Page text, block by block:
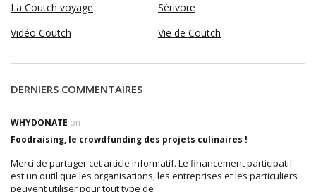
La Coutch voyage
Sérivore
Vidéo Coutch
Vie de Coutch
DERNIERS COMMENTAIRES
WHYDONATE on
Foodraising, le crowdfunding des projets culinaires !
Merci de partager cet article informatif. Le financement participatif
est un outil que les organisations, les entreprises et les particuliers
peuvent utiliser pour tout type de